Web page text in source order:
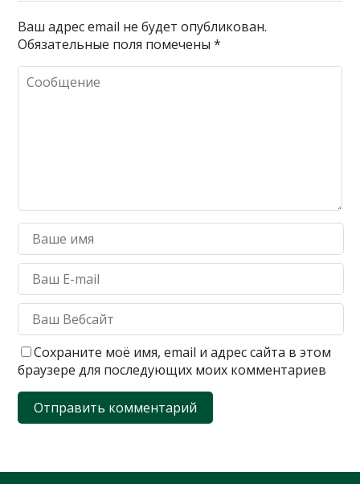
Ваш адрес email не будет опубликован.
Обязательные поля помечены*
Сохраните моё имя, email и адрес сайта в этом
браузере для последующих моих комментариев